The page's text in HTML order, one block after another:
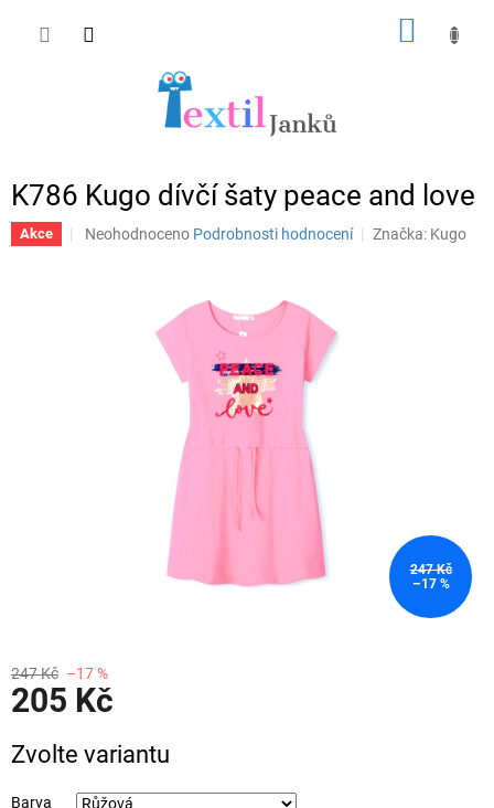
K786 Kugo dívčí šaty peace and love
Akce
Průměrné
Neohodnoceno Podrobnosti hodnocení Značka: Kugo
247 Kč
–17 %
247 Kč –17 %
205 Kč
cena:
Zvolte variantu
Barva